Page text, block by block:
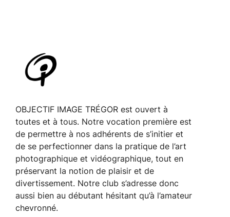
OBJECTIF IMAGE TRÉGOR est ouvert à
toutes et à tous. Notre vocation première est
de permettre à nos adhérents de s’initier et
de se perfectionner dans la pratique de l’art
photographique et vidéographique, tout en
préservant la notion de plaisir et de
divertissement. Notre club s’adresse donc
aussi bien au débutant hésitant qu’à l’amateur
chevronné.